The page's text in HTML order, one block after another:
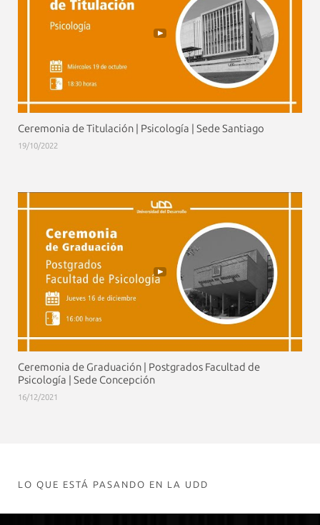
Ceremonia de Titulación | Psicología | Sede Santiago
19/10/2022
Ceremonia de Graduación | Postgrados Facultad de
Psicología | Sede Concepción
16/12/2021
LO QUE ESTÁ PASANDO EN LA UDD